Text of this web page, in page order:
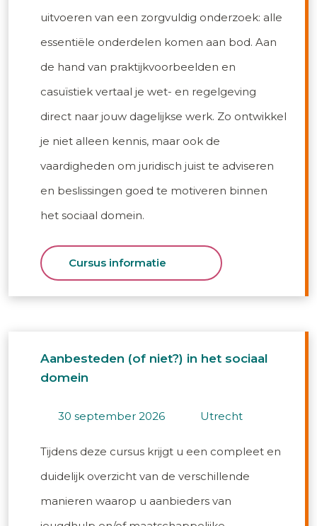
uitvoeren van een zorgvuldig onderzoek: alle
essentiële onderdelen komen aan bod. Aan
de hand van praktijkvoorbeelden en
casuïstiek vertaal je wet- en regelgeving
direct naar jouw dagelijkse werk. Zo ontwikkel
je niet alleen kennis, maar ook de
vaardigheden om juridisch juist te adviseren
en beslissingen goed te motiveren binnen
het sociaal domein.
Cursus informatie
Aanbesteden (of niet?) in het sociaal
domein
30 september 2026 utrecht
Tijdens deze cursus krijgt u een compleet en
duidelijk overzicht van de verschillende
manieren waarop u aanbieders van